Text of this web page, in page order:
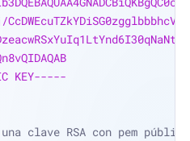
KEY-----
clave RSA con pem